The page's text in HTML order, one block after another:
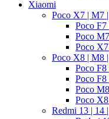
Xiaomi
Poco X7 | M7
Poco
Poco
Poco
Poco X8 | M8
Poco F8
Poco F8
Poco M8
Poco
Redmi 13 | 14